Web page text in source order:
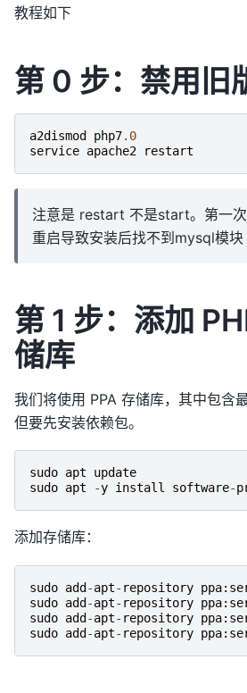
教程如下
第 0 步：禁用旧
a2dismod php7.0
service apache2 restart
注意是 restart 不是start。第一
重启导致安装后找不到mysql模块
第 1 步：添加
储库
我们将使用 PPA 存储库，其中包含
但要先安装依赖包。
sudo apt
update
sudo apt -y install software-
添加存储库：
sudo add -apt- repository ppa:
sudo add -apt- repository ppa:
sudo add -apt- repository ppa:
sudo add -apt- repository ppa: